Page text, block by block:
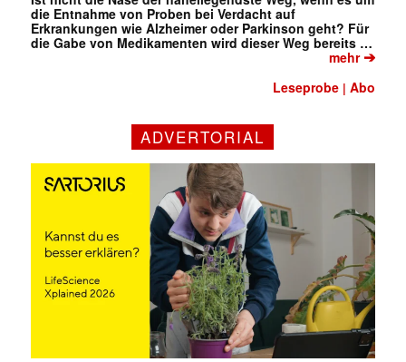
✕
die Entnahme von Proben bei Verdacht auf
Erkrankungen wie Alzheimer oder Parkinson geht? Für
die Gabe von Medikamenten wird dieser Weg bereits …
mehr➔
Leseprobe |Abo
ADVERTORIAL